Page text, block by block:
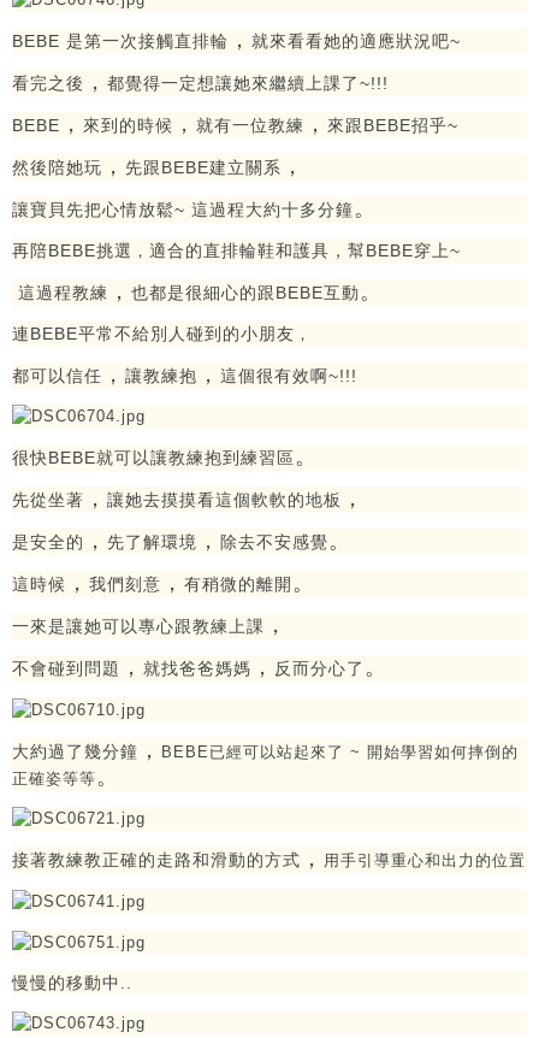
BEBE 是第一次接觸直排輪 ， 就來看看她的適應狀況吧~
看完之後 ， 都覺得一定想讓她來繼續上課了~!!!
BEBE ， 來到的時候 ， 就有一位教練 ， 來跟BEBE招乎~
然後陪她玩 ， 先跟BEBE建立關系 ，
讓寶貝先把心情放鬆~ 這過程大約十多分鐘。
再陪BEBE挑選 ， 適合的直排輪鞋和護具，幫BEBE穿上~
這過程教練 ， 也都是很細心的跟BEBE互動 。
連BEBE平常不給別人碰到的小朋友 ，
都可以信任 ， 讓教練抱 ， 這個很有效啊~!!!
很快BEBE就可以讓教練抱到練習區。
先從坐著 ， 讓她去摸摸看這個軟軟的地板 ，
是安全的 ， 先了解環境 ， 除去不安感覺。
這時候 ， 我們刻意 ， 有稍微的離開 。
一來是讓她可以專心跟教練上課 ，
不會碰到問題 ， 就找爸爸媽媽 ， 反而分心了 。
大約過了幾分鐘 ，
BEBE已經可以站起來了 ~ 開始學習如何摔倒的
正確姿等等 。
接著教練教正確的走路和滑動的方式 ， 用手引導重心和出力的位置
慢慢的移動中..